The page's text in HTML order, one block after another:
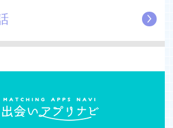
アピールを受け取ることができます。
の顔写真を元にあなたそっくりの似顔絵